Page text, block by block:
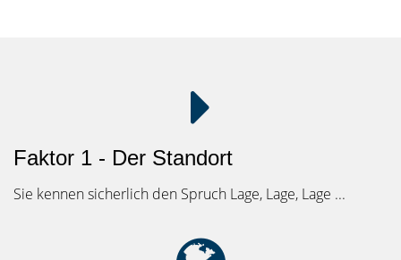
Faktor 1 - Der Standort
Sie kennen sicherlich den Spruch Lage, Lage, Lage ...